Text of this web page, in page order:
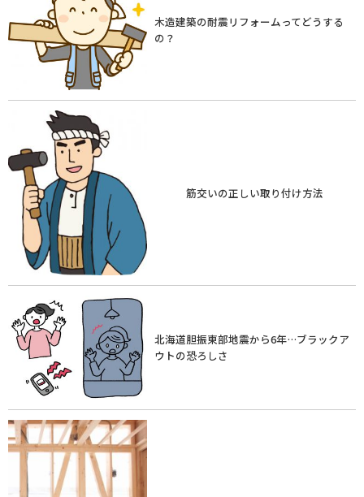
木造建築の耐震リフォームってどうする
の？
筋交いの正しい取り付け方法
北海道胆振東部地震から6年…ブラックア
ウトの恐ろしさ